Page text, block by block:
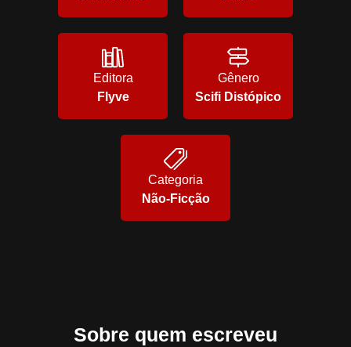
Editora
Flyve
Gênero
Scifi Distópico
Categoria
Não-Ficção
Sobre quem escreveu